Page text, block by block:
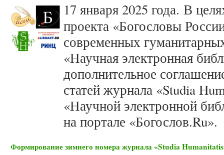
17 января 2025 года. В
проекта «Богословы
современных
«Научная электронная
дополнительное
статей журнала «Studia
«Научной электронной
на портале «Богослов.Ru».
Формирование зимнего номера журнала «Studia